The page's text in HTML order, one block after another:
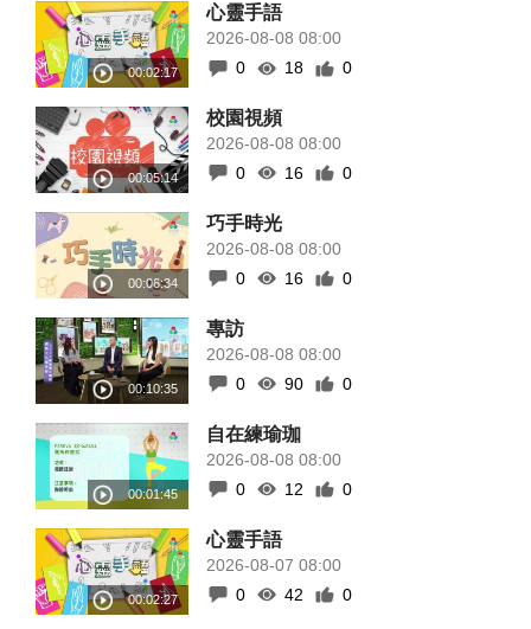
心靈手語
2026-08-08 08:00
0
18 0
校園視頻
2026-08-08 08:00
0
16 0
巧手時光
2026-08-08 08:00
0
16 0
專訪
2026-08-08 08:00
0
90 0
自在練瑜珈
2026-08-08 08:00
0
12 0
心靈手語
2026-08-07 08:00
0
42 0